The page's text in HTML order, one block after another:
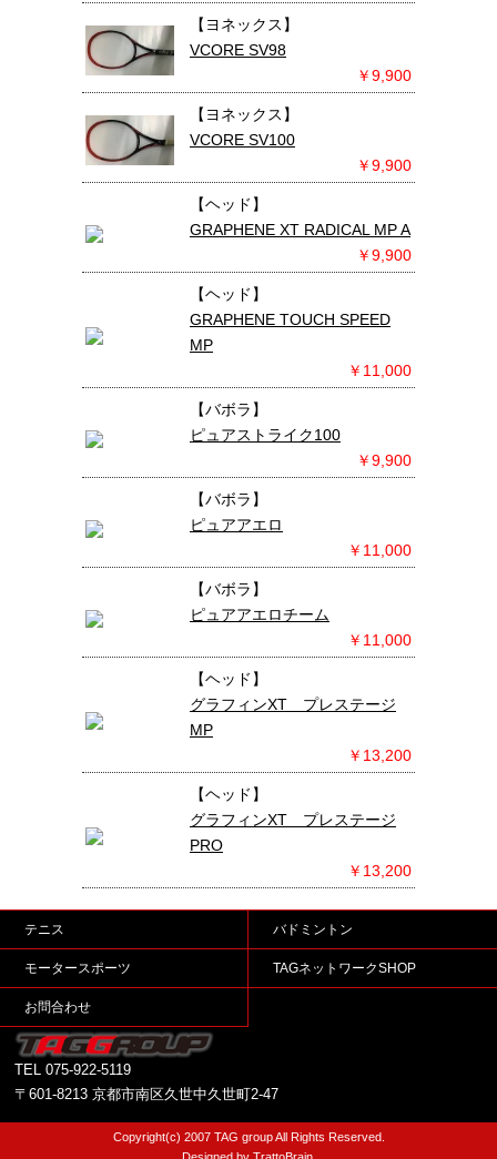
【ヨネックス】
VCORE SV98
￥9,900
【ヨネックス】
VCORE SV100
￥9,900
【ヘッド】
GRAPHENE XT RADICAL MP A
￥9,900
【ヘッド】
GRAPHENE TOUCH SPEED
MP
￥11,000
【バボラ】
ピュアストライク100
￥9,900
【バボラ】
ピュアアエロ
￥11,000
【バボラ】
ピュアアエロチーム
￥11,000
【ヘッド】
グラフィンXT プレステージ
MP
￥13,200
【ヘッド】
グラフィンXT プレステージ
PRO
￥13,200
テニス バドミントン
モータースポーツ TAGネットワークSHOP
お問合わせ
TEL075-922-5119
〒601-8213 京都市南区久世中久世町2-47
Copyright(c) 2007 TAG group All Rights Reserved.